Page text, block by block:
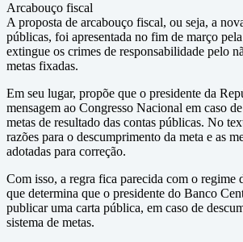
Arcabouço fiscal
A proposta de arcabouço fiscal, ou seja, a
públicas, foi apresentada no fim de março
extingue os crimes de responsabilidade pelo
metas fixadas.
Em seu lugar, propõe que o presidente da
mensagem ao Congresso Nacional em caso
metas de resultado das contas públicas. No
razões para o descumprimento da meta e as
adotadas para correção.
Com isso, a regra fica parecida com o regime
que determina que o presidente do Banco
publicar uma carta pública, em caso de
sistema de metas.